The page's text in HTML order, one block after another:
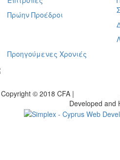
Πρώην Προέδροι
Προηγούμενες Χρονιές
Copyright © 2018 CFA |
Developed and